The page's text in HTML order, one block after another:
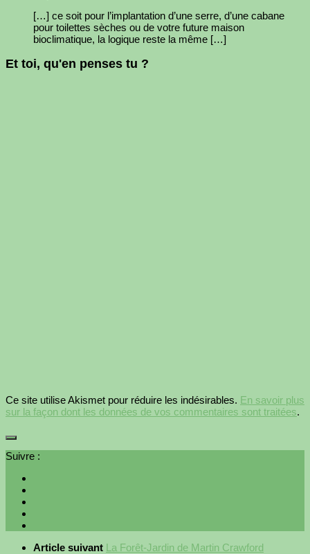
[…] ce soit pour l’implantation d’une serre, d’une cabane
pour toilettes sèches ou de votre future maison
bioclimatique, la logique reste la même […]
Et toi, qu'en penses tu ?
Ce site utilise Akismet pour réduire les indésirables. En savoir plus
sur la façon dont les données de vos commentaires sont traitées.
Suivre :
Article suivant La Forêt-Jardin de Martin Crawford